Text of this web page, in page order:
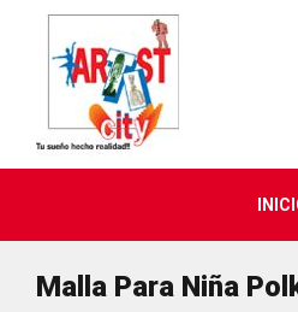
Malla Para Niña